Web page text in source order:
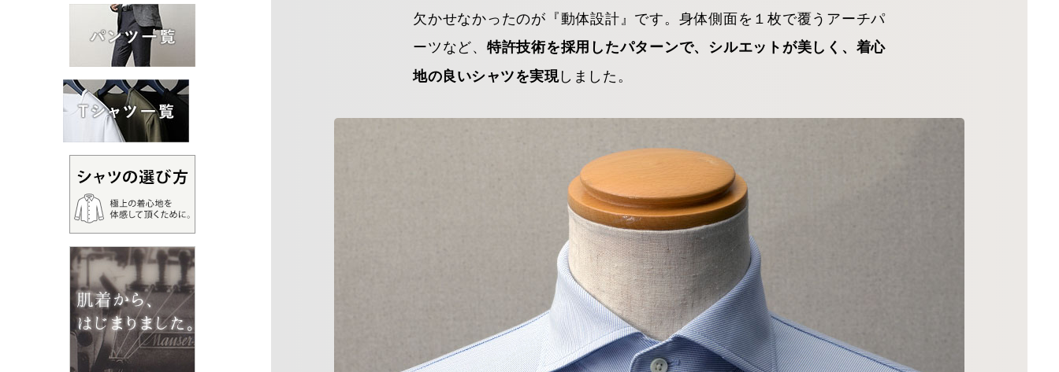
欠かせなかったのが『動体設計』です。身体側面を１枚で覆うアーチパ
ーツなど、 特許技術を採用したパターンで、シルエットが美しく、着心
地の良いシャツを実現しました。